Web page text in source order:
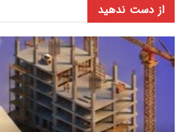
از دست ندهید